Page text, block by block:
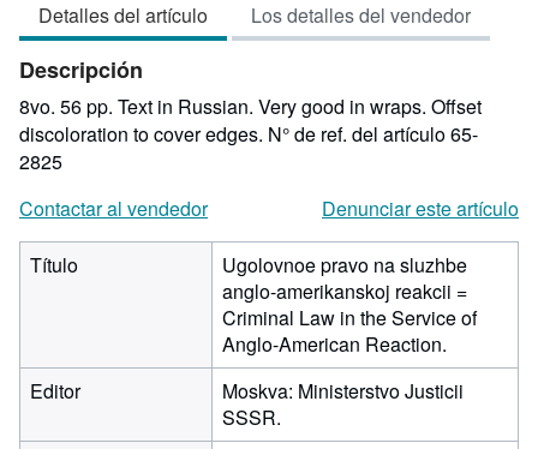
5
de
5
estrellas
Detalles del artículo Los detalles del vendedor
Descripción
8vo. 56 pp. Text in Russian. Very good in wraps. Offset
discoloration to cover edges. N° de ref. del artículo 65-
2825
Contactar al vendedor
Denunciar este artículo
Título
Ugolovnoe pravo na sluzhbe
anglo-amerikanskoj reakcii =
Criminal Law in the Service of
Anglo-American Reaction.
Editor
Moskva: Ministerstvo Justicii
SSSR.